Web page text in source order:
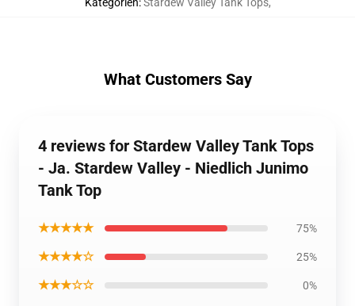
What Customers Say
4 reviews for Stardew Valley Tank Tops
- Ja. Stardew Valley - Niedlich Junimo
Tank Top
★★★★★ 75%
★★★★☆ 25%
★★★☆☆ 0%